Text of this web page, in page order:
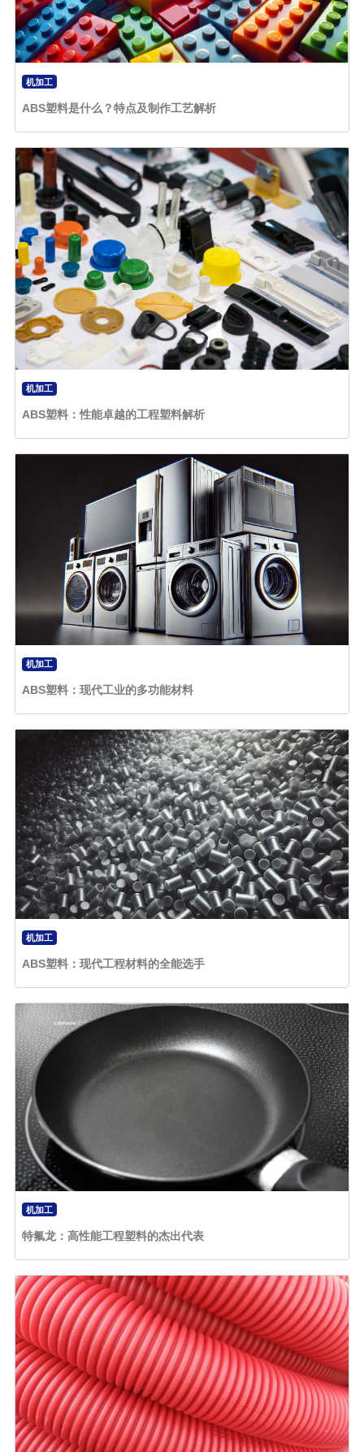
机加工
ABS塑料是什么？特点及制作工艺解析
机加工
ABS塑料：性能卓越的工程塑料解析
机加工
ABS塑料：现代工业的多功能材料
机加工
ABS塑料：现代工程材料的全能选手
机加工
特氟龙：高性能工程塑料的杰出代表